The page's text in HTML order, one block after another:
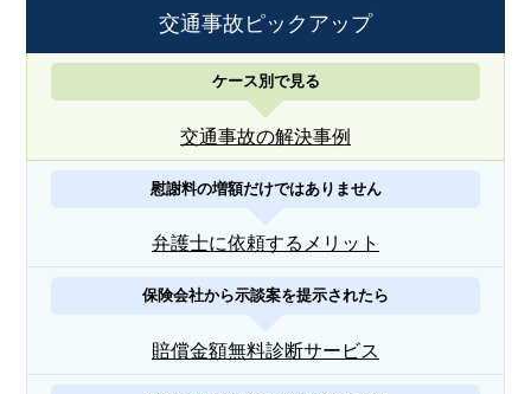
交通事故ピックアップ
ケース別で見る
交通事故の解決事例
慰謝料の増額だけではありません
弁護士に依頼するメリット
保険会社から示談案を提示されたら
賠償金額無料診断サービス